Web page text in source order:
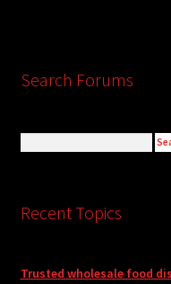
Search Forums
Recent Topics
Trusted wholesale food